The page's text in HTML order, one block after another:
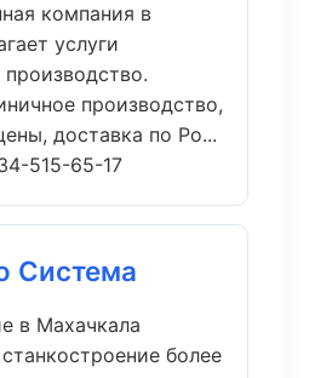
компания в
услуги
производство,
доставка по Ро...
515-65-17
Система
в Махачкала
более